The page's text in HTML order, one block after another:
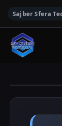
Sajber Sfera